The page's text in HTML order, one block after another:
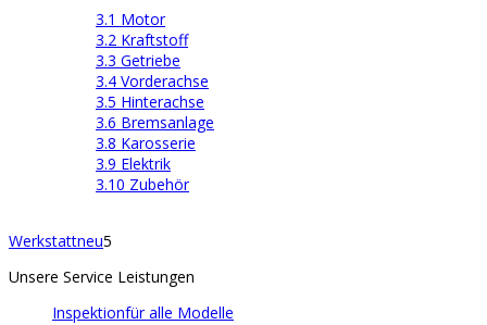
3.1 Motor
3.2 Kraftstoff
3.3 Getriebe
3.4 Vorderachse
3.5 Hinterachse
3.6 Bremsanlage
3.8 Karosserie
3.9 Elektrik
3.10 Zubehör
Werkstattneu5
Unsere Service Leistungen
Inspektionfür alle Modelle